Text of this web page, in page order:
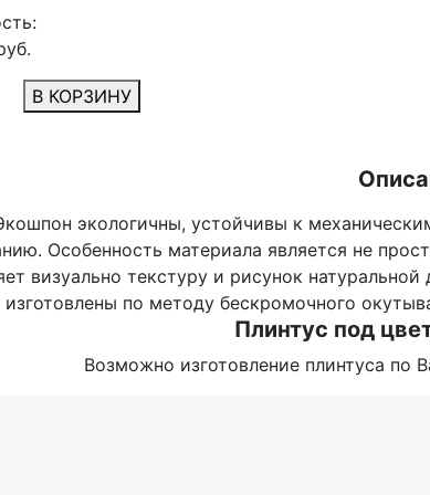
В КОРЗИНУ
экологичны, устойчивы к
Особенность материала является не
визуально текстуру и рисунок
изготовлены по методу бескромочного
Плинтус под
Возможно изготовление плинтуса